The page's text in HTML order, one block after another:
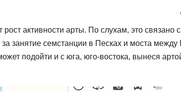
активности арты. По слухам, это связано
занятие семстанции в Песках и моста между
подойти и с юга, юго-востока, вынеся